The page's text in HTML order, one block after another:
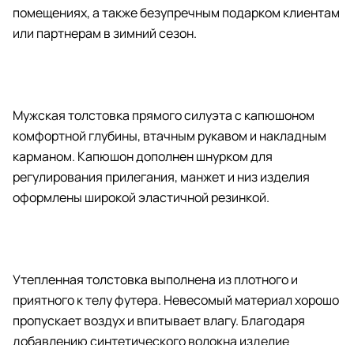
помещениях, а также безупречным подарком клиентам
или партнерам в зимний сезон.
Мужская толстовка прямого силуэта с капюшоном
комфортной глубины, втачным рукавом и накладным
карманом. Капюшон дополнен шнурком для
регулирования прилегания, манжет и низ изделия
оформлены широкой эластичной резинкой.
Утепленная толстовка выполнена из плотного и
приятного к телу футера. Невесомый материал хорошо
пропускает воздух и впитывает влагу. Благодаря
добавлению синтетического волокна изделие